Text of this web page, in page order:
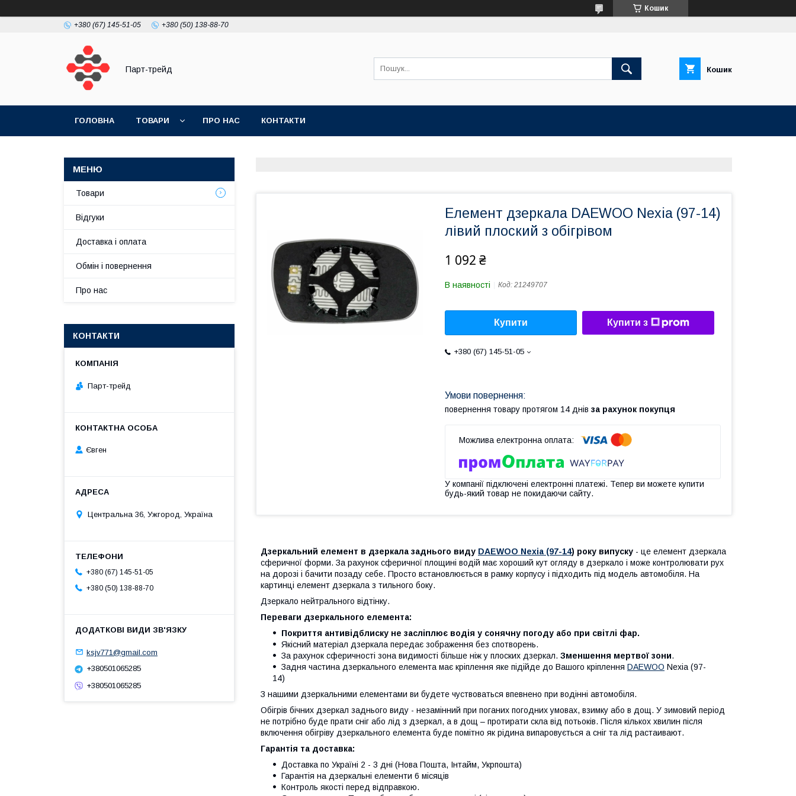
Кошик
+380 (67) 145-51-05 +380 (50) 138-88-70
Парт-трейд Кошик
ГОЛОВНА ТОВАРИ ПРО НАС КОНТАКТИ
Елемент дзеркала DAEWOO Nexia (97-14)
лівий плоский з обігрівом
1 092 ₴
В наявності Код: 21249707
Купити Купити з
+380 (67) 145-51-05
повернення товару протягом 14 днів за рахунок покупця
У компанії підключені електронні платежі. Тепер ви можете купити
будь-який товар не покидаючи сайту.
Дзеркальний елемент в дзеркала заднього виду DAEWOO Nexia (97-14) року випуску - це елемент дзеркала
сферичної форми. За рахунок сферичної площині водій має хороший кут огляду в дзеркало і може контролювати рух
на дорозі і бачити позаду себе. Просто встановлюється в рамку корпусу і підходить під модель автомобіля. На
картинці елемент дзеркала з тильного боку.
Дзеркало нейтрального відтінку.
Переваги дзеркального елемента:
Покриття антивідблиску не засліплює водія у сонячну погоду або при світлі фар.
Якісний матеріал дзеркала передає зображення без спотворень.
За рахунок сферичності зона видимості більше ніж у плоских дзеркал. Зменшення мертвої зони.
Задня частина дзеркального елемента має кріплення яке підійде до Вашого кріплення DAEWOO Nexia (97-
14)
З нашими дзеркальними елементами ви будете чуствоваться впевнено при водінні автомобіля.
Обігрів бічних дзеркал заднього виду - незамінний при поганих погодних умовах, взимку або в дощ. У зимовий період
не потрібно буде прати сніг або лід з дзеркал, а в дощ – протирати скла від потьоків. Після кількох хвилин після
включення обігріву дзеркального елемента буде помітно як рідина випаровується а сніг та лід растаивают.
Гарантія та доставка:
Доставка по Україні 2 - 3 дні (Нова Пошта, Інтайм, Укрпошта)
Гарантія на дзеркальні елементи 6 місяців
Контроль якості перед відправкою.
Товари
Відгуки
Доставка і оплата
Обмін і повернення
Про нас
КОНТАКТИ
Парт-трейд
Євген
Центральна 36, Ужгород, Україна
+380 (67) 145-51-05
+380 (50) 138-88-70
ksjv771@gmail.com
+380501065285
+380501065285